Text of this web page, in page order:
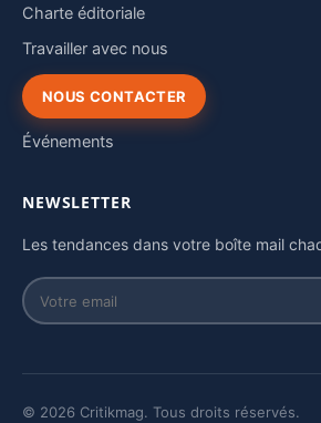
Charte éditoriale
Travailler avec nous
NOUS CONTACTER
Événements
NEWSLETTER
Les tendances dans votre boîte mail
© 2026 Critikmag. Tous droits réservés.